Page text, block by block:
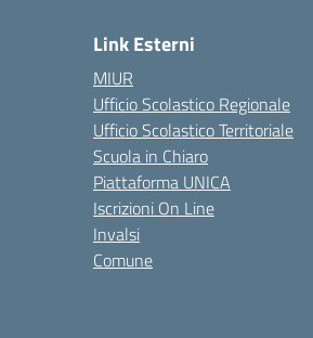
Link Esterni
MIUR
Ufficio Scolastico Regionale
Ufficio Scolastico Territoriale
Scuola in Chiaro
Piattaforma UNICA
Iscrizioni On Line
Invalsi
Comune